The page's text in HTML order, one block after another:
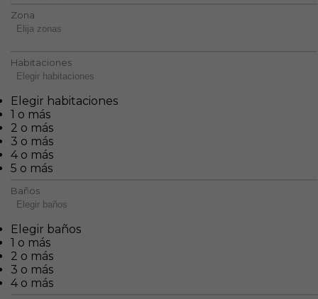
Zona
Elija zonas
Habitaciones
Elegir habitaciones
Elegir habitaciones
1 o más
2 o más
3 o más
4 o más
5 o más
Baños
Elegir baños
Elegir baños
1 o más
2 o más
3 o más
4 o más